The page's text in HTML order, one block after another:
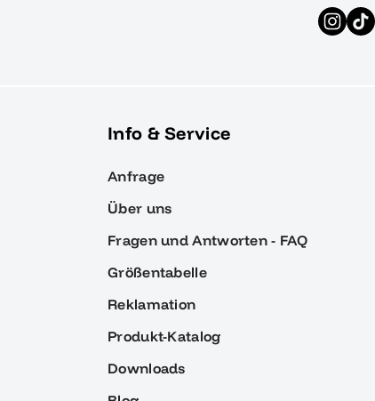
Info & Service
Anfrage
Über uns
Fragen und Antworten - FAQ
Größentabelle
Reklamation
Produkt-Katalog
Downloads